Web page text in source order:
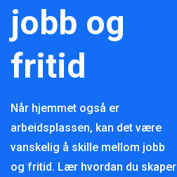
jobb og
fritid
Når hjemmet også er
arbeidsplassen, kan det være
vanskelig å skille mellom jobb
og fritid. Lær hvordan du skaper